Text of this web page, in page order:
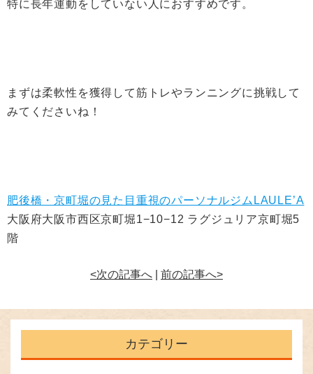
特に長年運動をしていない人におすすめです。
まずは柔軟性を獲得して筋トレやランニングに挑戦して
みてくださいね！
肥後橋・京町堀の見た目重視のパーソナルジムLAULE’A
大阪府大阪市西区京町堀1−10−12 ラグジュリア京町堀5
階
<次の記事へ 前の記事へ>
カテゴリー